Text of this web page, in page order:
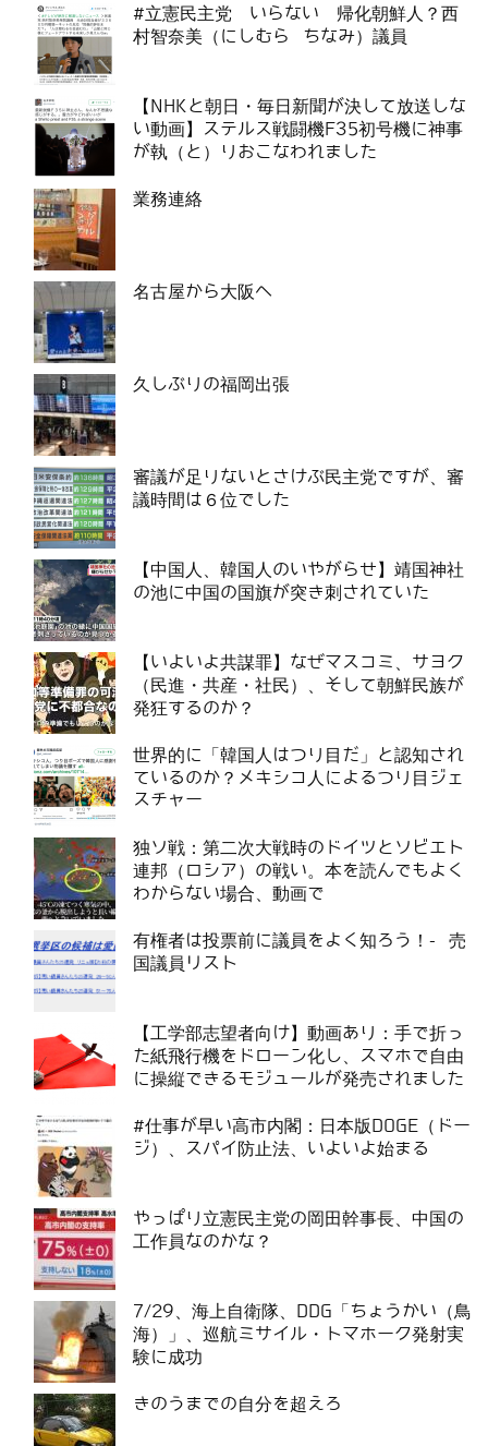
#立憲民主党 いらない 帰化朝鮮人？西
村智奈美（にしむら ちなみ）議員
【NHKと朝日・毎日新聞が決して放送しな
い動画】ステルス戦闘機F35初号機に神事
が執（と）りおこなわれました
業務連絡
名古屋から大阪へ
久しぶりの福岡出張
審議が足りないとさけぶ民主党ですが、審
議時間は６位でした
【中国人、韓国人のいやがらせ】靖国神社
の池に中国の国旗が突き刺されていた
【いよいよ共謀罪】なぜマスコミ、サヨク
（民進・共産・社民）、そして朝鮮民族が
発狂するのか？
世界的に「韓国人はつり目だ」と認知され
ているのか？メキシコ人によるつり目ジェ
スチャー
独ソ戦：第二次大戦時のドイツとソビエト
連邦（ロシア）の戦い。本を読んでもよく
わからない場合、動画で
有権者は投票前に議員をよく知ろう！- 売
国議員リスト
【工学部志望者向け】動画あり：手で折っ
た紙飛行機をドローン化し、スマホで自由
に操縦できるモジュールが発売されました
#仕事が早い高市内閣：日本版DOGE（ドー
ジ）、スパイ防止法、いよいよ始まる
やっぱり立憲民主党の岡田幹事長、中国の
工作員なのかな？
7/29、海上自衛隊、DDG「ちょうかい（鳥
海）」、巡航ミサイル・トマホーク発射実
験に成功
きのうまでの自分を超えろ